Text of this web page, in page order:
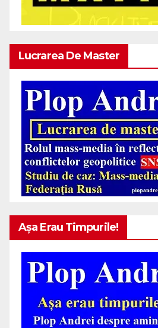
Lucrarea De Master
Așa Erau Timpurile!